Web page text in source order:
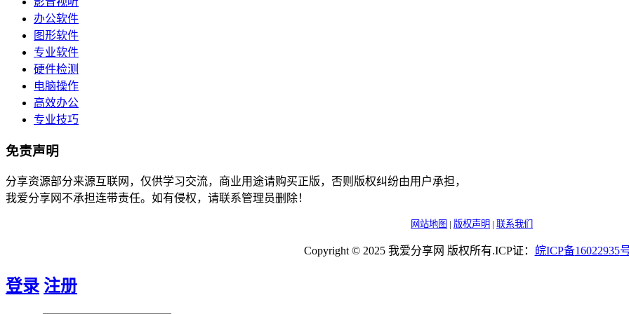
办公软件
图形软件
专业软件
硬件检测
电脑操作
高效办公
专业技巧
免责声明
分享资源部分来源互联网，仅供学习交流，商业用途请购买正版，否则版权纠纷由用户承担，
我爱分享网不承担连带责任。如有侵权，请联系管理员删除！
网站地图 | 版权声明 | 联系我们
Copyright © 2025 我爱分享网 版权所有.ICP证： 皖ICP备16022935
登录 注册